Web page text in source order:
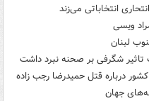
انتخاباتی می‌زند
ویسی
لبنان
تاثیر شگرفی بر صحنه نبرد داشت
درباره قتل حمیدرضا رجب زاده
جهان